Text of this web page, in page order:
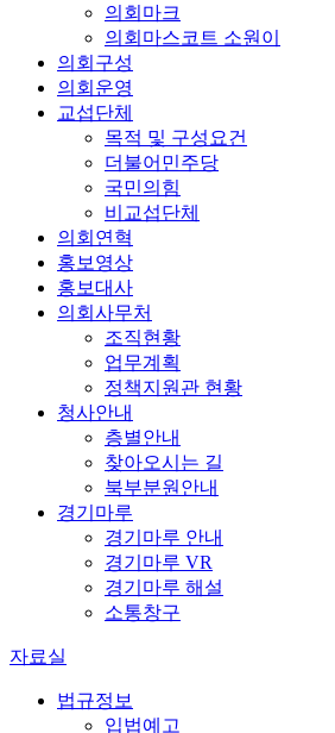
의회마크
의회마스코트 소원이
의회구성
의회운영
교섭단체
목적 및 구성요건
더불어민주당
국민의힘
비교섭단체
의회연혁
홍보영상
홍보대사
의회사무처
조직현황
업무계획
정책지원관 현황
청사안내
층별안내
찾아오시는 길
북부분원안내
경기마루
경기마루 안내
경기마루 VR
경기마루 해설
소통창구
자료실
법규정보
입법예고